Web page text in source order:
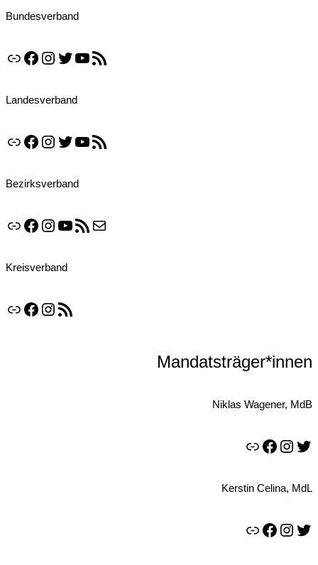
Bundesverband
Link Facebook Instagram Twitter YouTube RSS-Feed
Landesverband
Link Facebook Instagram Twitter YouTube RSS-Feed
Bezirksverband
Link Facebook Instagram YouTube RSS-Feed E-Mail
Kreisverband
Link Facebook Instagram RSS-Feed
Mandatsträger*innen
Niklas Wagener, MdB
Link Facebook Instagram Twitter
Kerstin Celina, MdL
Link Facebook Instagram Twitter